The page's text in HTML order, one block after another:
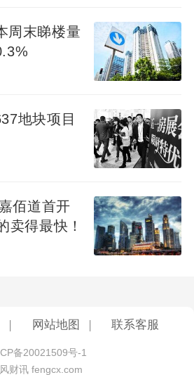
，尤其看好放宽深户个人
这一政策对市场的影响会
的另一项重要举措是调整
上海
房地产研究院副
此前深圳首套房和二套房
，二套房贷利率降低40个
元贷款本金、30年期等额
贷总还款成本将减少近8万
限购后，新房市场的交易
参照北京、上海楼市新政
跃进预计：“对于非核心区
周末睇楼量
地块项目
佰道首开
卖得最快！
网站地图 联系客服
备20021509号-1
财讯 fengcx.com